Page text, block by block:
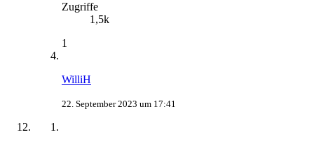
Zugriffe
1,5k
1
WilliH
22. September 2023 um 17:41